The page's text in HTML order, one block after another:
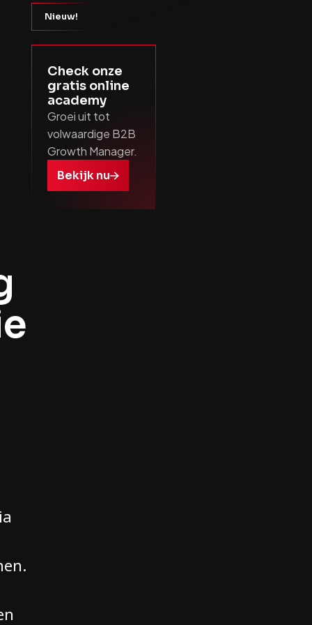
Nieuw!
Check onze
gratis online
academy
Groei uit tot
volwaardige B2B
Growth Manager.
Bekijk nu